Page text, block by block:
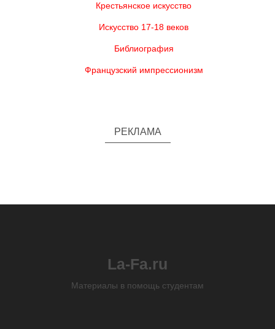
Крестьянское искусство
Искусство 17-18 веков
Библиография
Французский импрессионизм
РЕКЛАМА
La-Fa.ru
Материалы в помощь студентам